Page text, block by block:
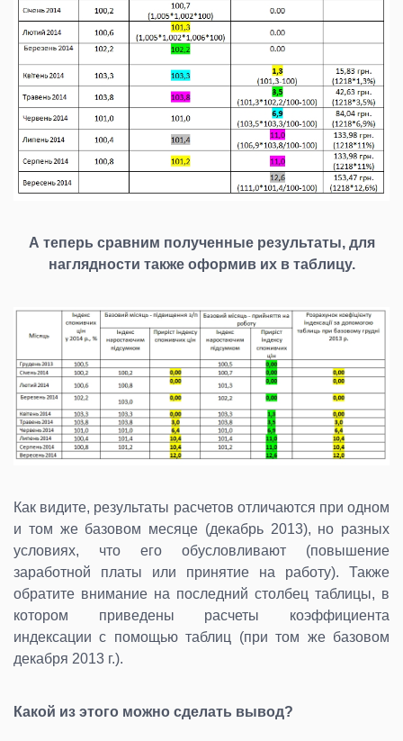
А теперь сравним полученные результаты, для
наглядности также оформив их в таблицу.
Как видите, результаты расчетов отличаются при одном
и том же базовом месяце (декабрь 2013), но разных
условиях, что его обусловливают (повышение
заработной платы или принятие на работу). Также
обратите внимание на последний столбец таблицы, в
котором приведены расчеты коэффициента
индексации с помощью таблиц (при том же базовом
декабря 2013 г.).
Какой из этого можно сделать вывод?